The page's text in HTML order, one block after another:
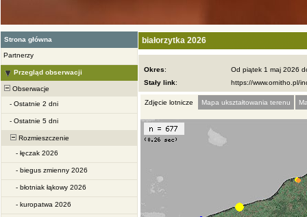
Strona główna
Partnerzy
Przegląd obserwacji
Obserwacje
- Ostatnie 2 dni
- Ostatnie 5 dni
Rozmieszczenie
- łęczak 2026
- biegus zmienny 2026
- błotniak łąkowy 2026
- kuropatwa 2026
białorzytka 2026
Okres:
Od piątek 1 maj 2026
Stały link:
Zdjęcie lotnicze Mapa ukształtowania terenu